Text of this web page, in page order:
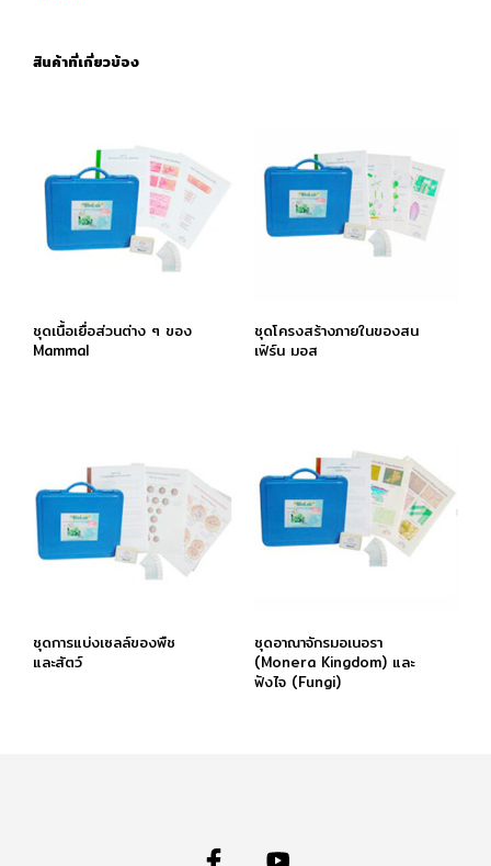
สินค้าที่เกี่ยวข้อง
ชุดเนื้อเยื่อส่วนต่าง ๆ ของ
Mammal
ชุดโครงสร้างภายในของสน
เฟิร์น มอส
ชุดการแบ่งเซลล์ของพืช
และสัตว์
ชุดอาณาจักรมอเนอรา
(Monera Kingdom) และ
ฟังไจ (Fungi)